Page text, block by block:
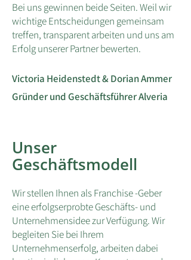
Bei uns gewinnen beide Seiten. Weil wir
wichtige Entscheidungen gemeinsam
treffen, transparent arbeiten und uns am
Erfolg unserer Partner bewerten.
Victoria Heidenstedt & Dorian Ammer
Gründer und Geschäftsführer Alveria
Unser
Geschäftsmodell
Wir stellen Ihnen als Franchise -Geber
eine erfolgserprobte Geschäfts- und
Unternehmensidee zur Verfügung. Wir
begleiten Sie bei Ihrem
Unternehmenserfolg, arbeiten dabei